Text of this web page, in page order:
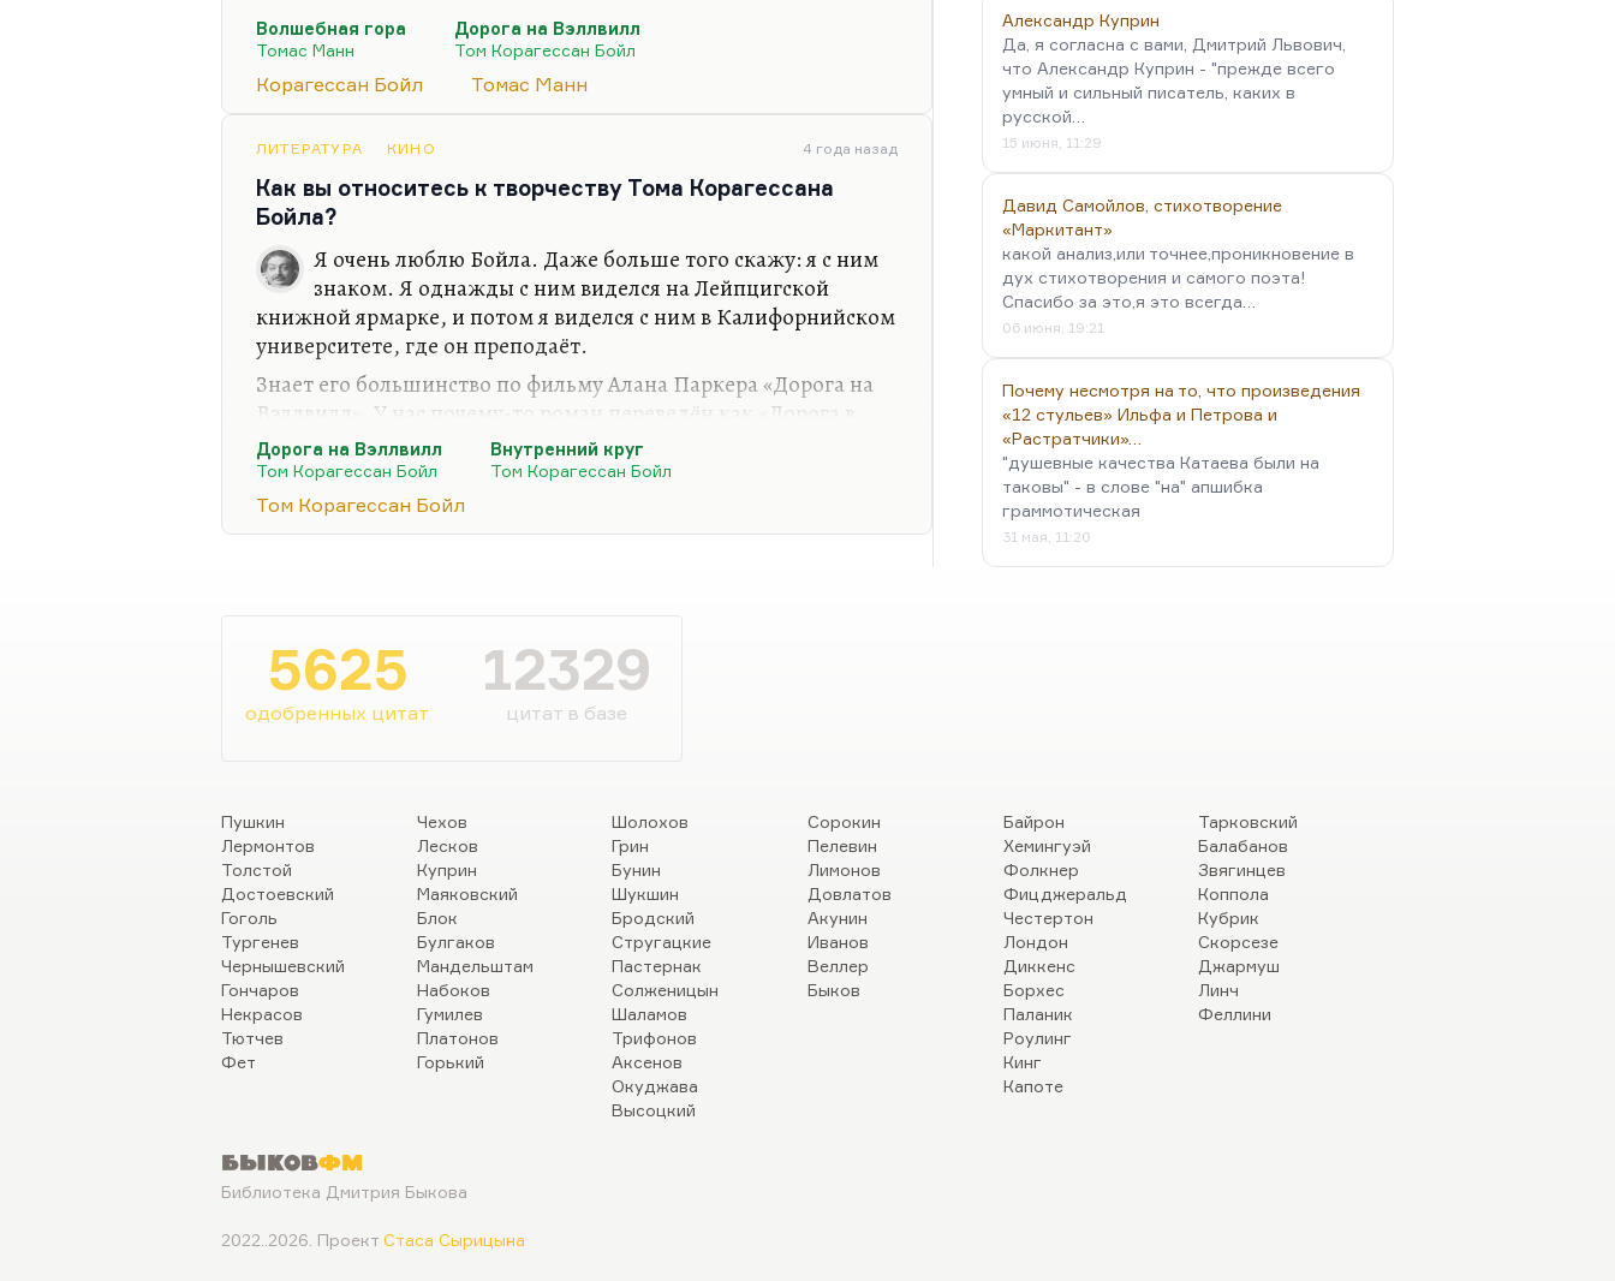
разговаривал как-то в родном его университете в Калифорнии.
И потом видались мы на Франкфуртской книжной ярмарке.
Он вообще писатель иронический и очень широко
или иной степени — это пародия. «Внутренний круг» — это
пародия тоже на несколько фрейдистских и…
Волшебная гора
Томас Манн
Дорога на Вэллвилл
Том Корагессан Бойл
Корагессан Бойл Томас Манн
ЛИТЕРАТУРА КИНО 4 года назад
Как вы относитесь к творчеству Тома Корагессана
Бойла?
Я очень люблю Бойла. Даже больше того скажу: я с ним
знаком. Я однажды с ним виделся на Лейпцигской
книжной ярмарке, и потом я виделся с ним в Калифорнийском
университете, где он преподаёт.
Знает его большинство по фильму Алана Паркера «Дорога на
Вэллвилл». У нас почему-то роман переведён как «Дорога в
город счастья», хотя Wellville и есть Вэллвилл. Это, наверное,
самая смешная его книга. Я помню, когда была премьера
картины Паркера, половина зрителей, понимающая всё,
хохотала до дрожи просто, до судорог; а половина, которая не
Это такая «Волшебная гора» Томаса Манна, переделанная с
туберкулёзного санатория на…
Дорога на Вэллвилл
Том Корагессан Бойл
Внутренний круг
Том Корагессан Бойл
Том Корагессан Бойл
Александр Куприн
Да, я согласна с вами, Дмитрий Львович,
что Александр Куприн - "прежде всего
умный и сильный писатель, каких в
русской…
15 июня, 11:29
Давид Самойлов, стихотворение
«Маркитант»
какой анализ,или точнее,проникновение в
дух стихотворения и самого поэта!
Спасибо за это,я это всегда…
06 июня, 19:21
Почему несмотря на то, что произведения
«12 стульев» Ильфа и Петрова и
«Растратчики»…
"душевные качества Катаева были на
таковы" - в слове "на" апшибка
граммотическая
31 мая, 11:20
5625
одобренных цитат
12329
цитат в базе
Пушкин
Лермонтов
Толстой
Достоевский
Гоголь
Тургенев
Чернышевский
Гончаров
Некрасов
Тютчев
Фет
Чехов
Лесков
Куприн
Маяковский
Блок
Булгаков
Мандельштам
Набоков
Гумилев
Платонов
Горький
Шолохов
Грин
Бунин
Шукшин
Бродский
Стругацкие
Пастернак
Солженицын
Шаламов
Трифонов
Аксенов
Окуджава
Высоцкий
Сорокин
Пелевин
Лимонов
Довлатов
Акунин
Иванов
Веллер
Быков
Байрон
Хемингуэй
Фолкнер
Фицджеральд
Честертон
Лондон
Диккенс
Борхес
Паланик
Роулинг
Кинг
Капоте
Тарковский
Балабанов
Звягинцев
Коппола
Кубрик
Скорсезе
Джармуш
Линч
Феллини
БыковФМ
Библиотека Дмитрия Быкова
2022..2026. Проект Стаса Сырицына